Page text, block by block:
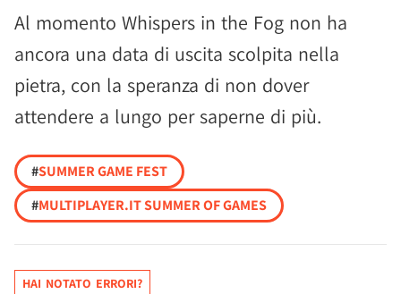
Al momento Whispers in the Fog non ha
ancora una data di uscita scolpita nella
pietra, con la speranza di non dover
attendere a lungo per saperne di più.
#SUMMER GAME FEST
#MULTIPLAYER.IT SUMMER OF GAMES
HAI NOTATO ERRORI?